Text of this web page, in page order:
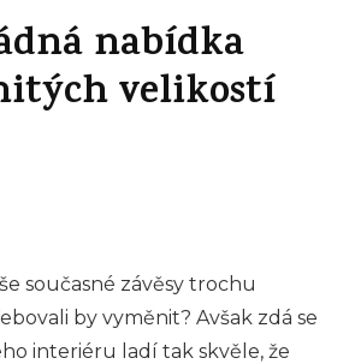
nabídka
velikostí
současné závěsy trochu
by vyměnit? Avšak zdá se
interiéru ladí tak skvěle, že